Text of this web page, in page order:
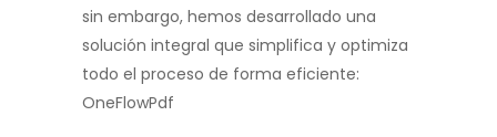
sin embargo, hemos desarrollado una
solución integral que simplifica y optimiza
todo el proceso de forma eficiente:
OneFlowPdf